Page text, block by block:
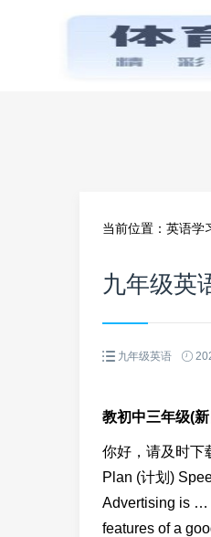
当前位置： 英语学
九年级英
九年级英语
教初中三年级(
你好，请及时下
Plan (计划)
Advertising is …
features of a